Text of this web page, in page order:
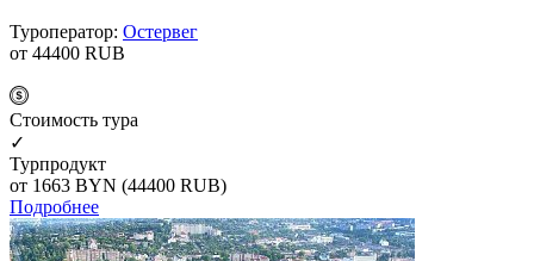
Туроператор: Остервег
от 44400 RUB
Cтоимость тура
✓
Турпродукт
от 1663 BYN (44400 RUB)
Подробнее